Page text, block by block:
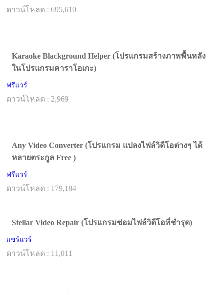
ดาวน์โหลด : 695,610
Karaoke Blackground Helper (โปรแกรมสร้างภาพพื้นหลัง
ในโปรแกรมคาราโอเกะ)
ฟรีแวร์
ดาวน์โหลด : 2,969
Any Video Converter (โปรแกรม แปลงไฟล์วิดีโอต่างๆ ได้
หลายตระกูล Free )
ฟรีแวร์
ดาวน์โหลด : 179,184
Stellar Video Repair (โปรแกรมซ่อมไฟล์วิดีโอที่ชำรุด)
แชร์แวร์
ดาวน์โหลด : 11,011